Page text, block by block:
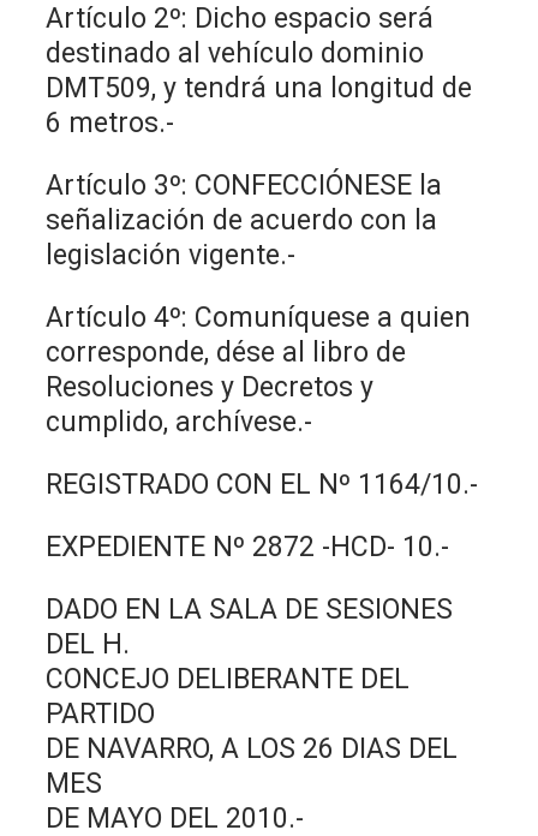
Artículo 2º: Dicho espacio será
destinado al vehículo dominio
DMT509, y tendrá una longitud de
6 metros.-
Artículo 3º: CONFECCIÓNESE la
señalización de acuerdo con la
legislación vigente.-
Artículo 4º: Comuníquese a quien
corresponde, dése al libro de
Resoluciones y Decretos y
cumplido, archívese.-
REGISTRADO CON EL Nº 1164/10.-
EXPEDIENTE Nº 2872 -HCD- 10.-
DADO EN LA SALA DE SESIONES
DEL H.
CONCEJO DELIBERANTE DEL
PARTIDO
DE NAVARRO, A LOS 26 DIAS DEL
MES
DE MAYO DEL 2010.-